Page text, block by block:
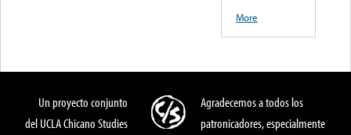
More
Un proyecto conjunto
del UCLA Chicano Studies
Agradecemos a todos los
patronicadores, especialmente